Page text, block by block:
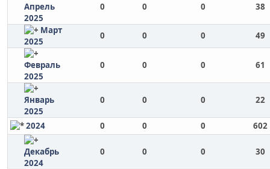
Апрель
2025
0 0 0 38
Март
2025
0 0 0 49
Февраль
2025
0 0 0 61
Январь
2025
0 0 0 22
2024 0 0 0 602
Декабрь
2024
0 0 0 30